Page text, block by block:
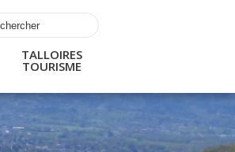
TALLOIRES
TOURISME